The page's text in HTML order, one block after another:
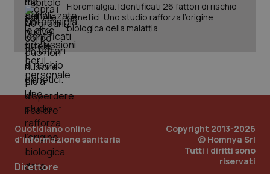
Fibromialgia. Identificati 26 fattori di rischio
genetici. Uno studio rafforza l’origine
biologica della malattia
Quotidiano online
d'informazione sanitaria
Direttore
Copyright 2013-2026
© Homnya Srl
Tutti i diritti sono
riservati